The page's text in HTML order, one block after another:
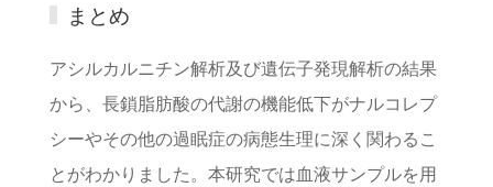
まとめ
アシルカルニチン解析及び遺伝子発現解析の結果
から、長鎖脂肪酸の代謝の機能低下がナルコレプ
シーやその他の過眠症の病態生理に深く関わるこ
とがわかりました。本研究では血液サンプルを用